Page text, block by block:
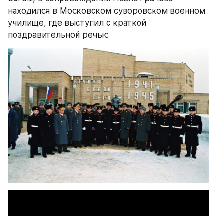
находился в Московском суворовском военном
училище, где выступил с краткой
поздравительной речью